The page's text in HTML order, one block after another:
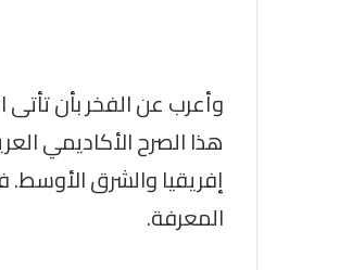
وأعرب عن الفخر بأن
هذا الصرح الأكاديمي
المعرفة.